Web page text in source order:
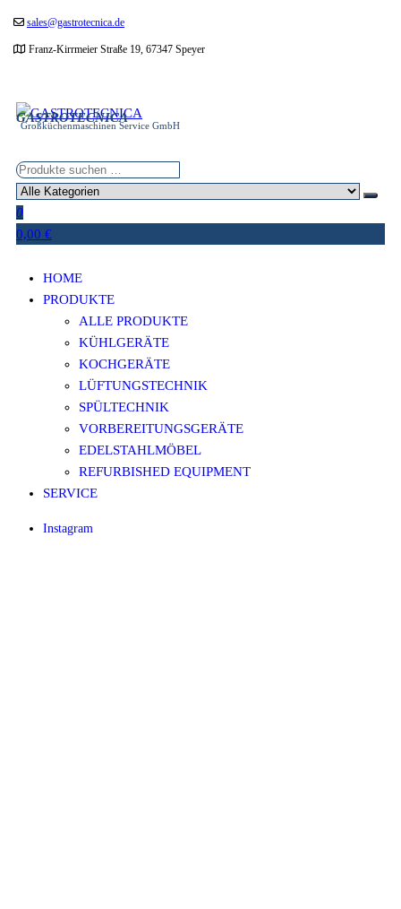
Zumsales@gastrotecnica.de
Franz-Kirrmeier Straße 19, 67347 Speyer
GASTROTECNICA
Großküchenmaschinen Service GmbH
0
0,00 €
HOME
PRODUKTE
ALLE PRODUKTE
KÜHLGERÄTE
KOCHGERÄTE
LÜFTUNGSTECHNIK
SPÜLTECHNIK
VORBEREITUNGSGERÄTE
EDELSTAHLMÖBEL
REFURBISHED EQUIPMENT
SERVICE
Instagram